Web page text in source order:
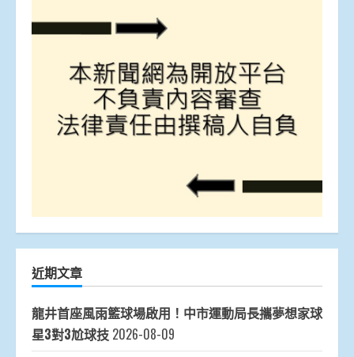
近期文章
龍井首座風雨籃球場啟用！中市運動局長攜夢想家球
星3對3尬球技 2026-08-09